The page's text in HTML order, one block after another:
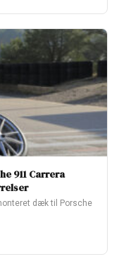
911 Carrera
dæk til Porsche